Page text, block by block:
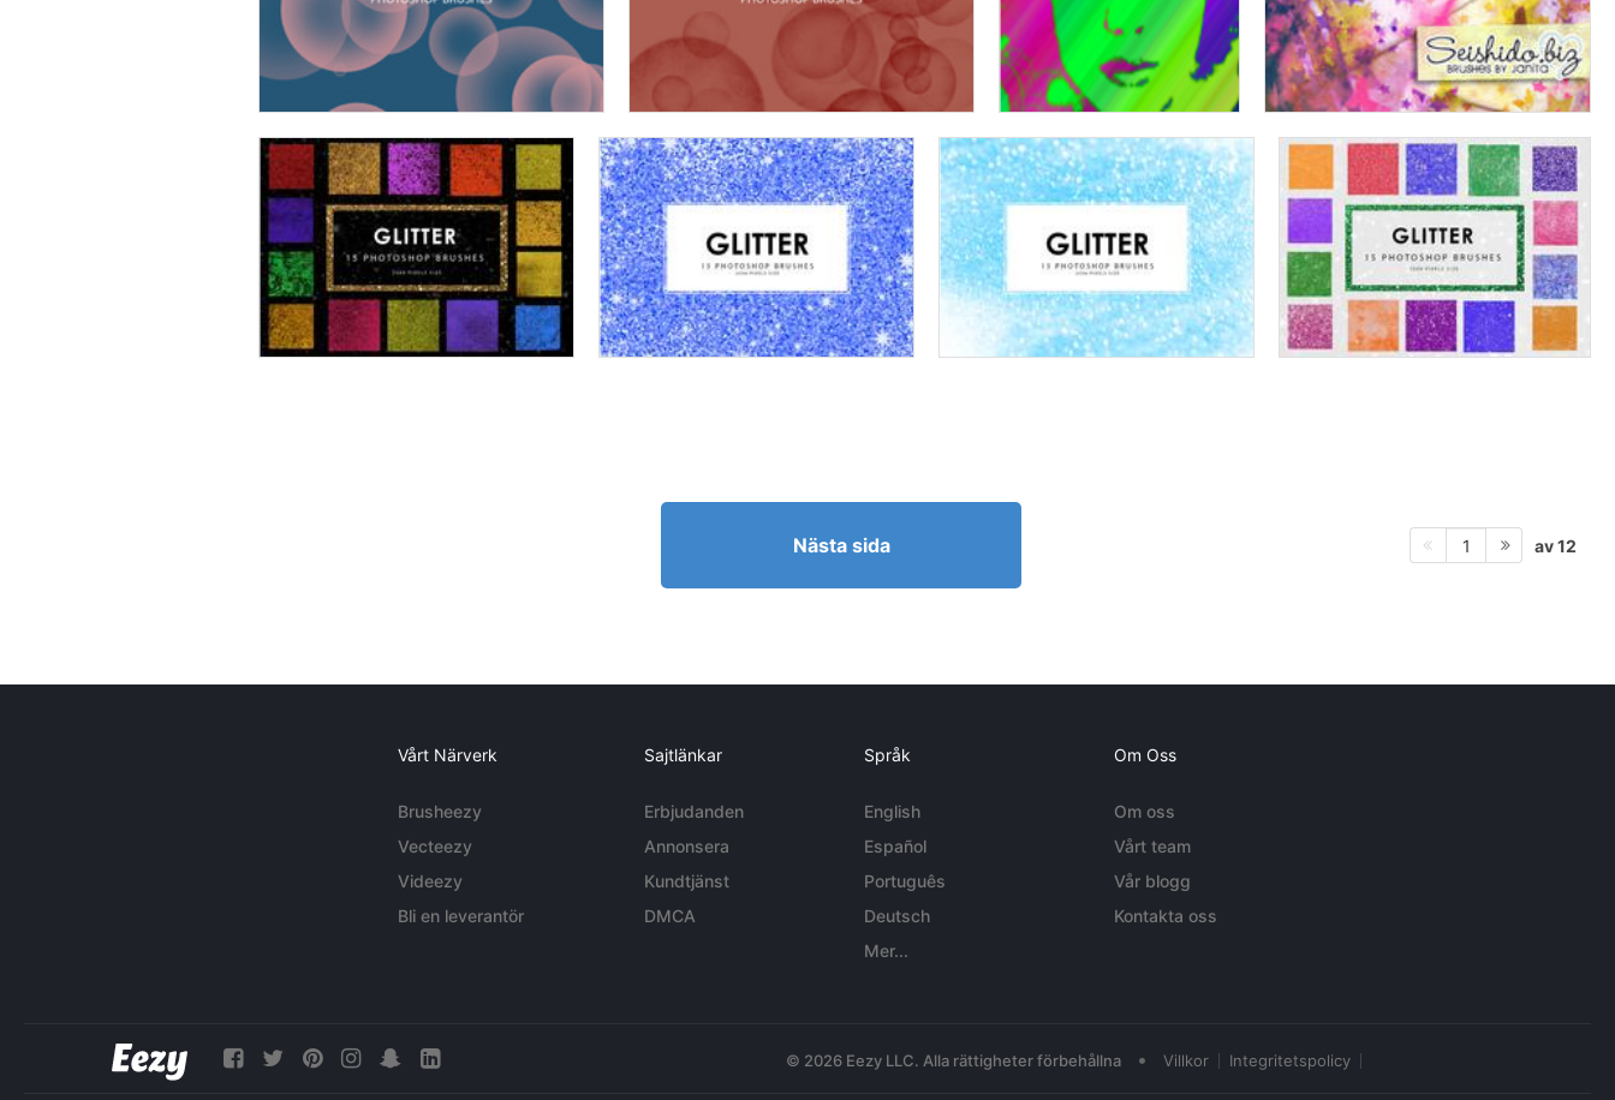
Nästa sida 1 av 12
Vårt Närverk
Brusheezy
Vecteezy
Videezy
Bli en leverantör
Sajtlänkar
Erbjudanden
Annonsera
Kundtjänst
DMCA
Språk
English
Español
Português
Deutsch
Mer...
Om Oss
Om oss
Vårt team
Vår blogg
Kontakta oss
© 2026 Eezy LLC. Alla rättigheter förbehållna • Villkor Integritetspolicy